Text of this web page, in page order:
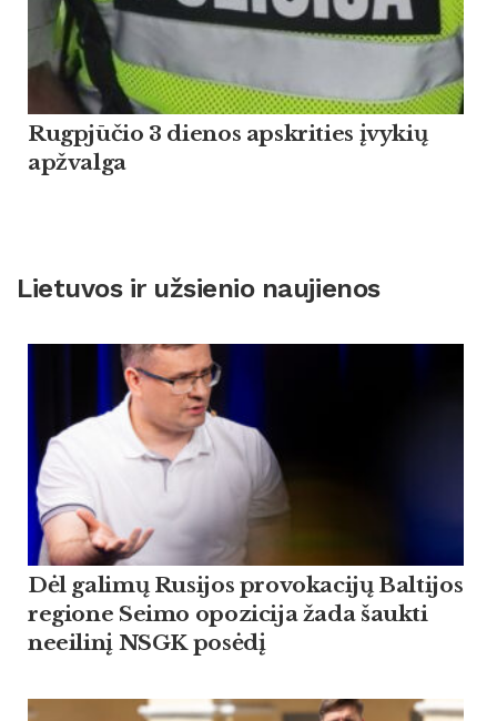
Rugpjūčio 3 dienos apskrities įvykių
apžvalga
Lietuvos ir užsienio naujienos
Dėl galimų Rusijos provokacijų Baltijos
regione Seimo opozicija žada šaukti
neeilinį NSGK posėdį